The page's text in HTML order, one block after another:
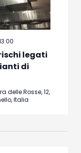
legati
di
delle Rosse, 12,
Italia